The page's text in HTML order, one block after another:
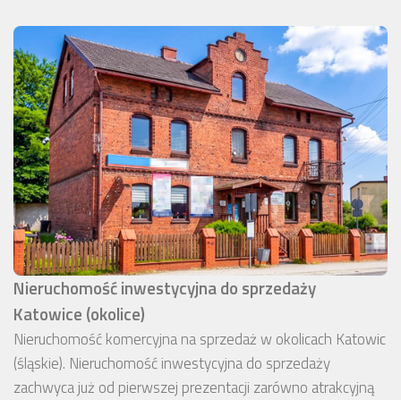
Nieruchomość inwestycyjna do sprzedaży
Katowice (okolice)
Nieruchomość komercyjna na sprzedaż w okolicach Katowic
(śląskie). Nieruchomość inwestycyjna do sprzedaży
zachwyca już od pierwszej prezentacji zarówno atrakcyjną